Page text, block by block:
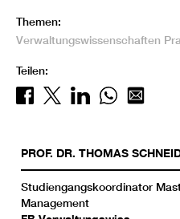
Themen:
Verwaltungswissenschaften
Teilen:
PROF. DR. THOMAS
Studiengangskoordinator
Management